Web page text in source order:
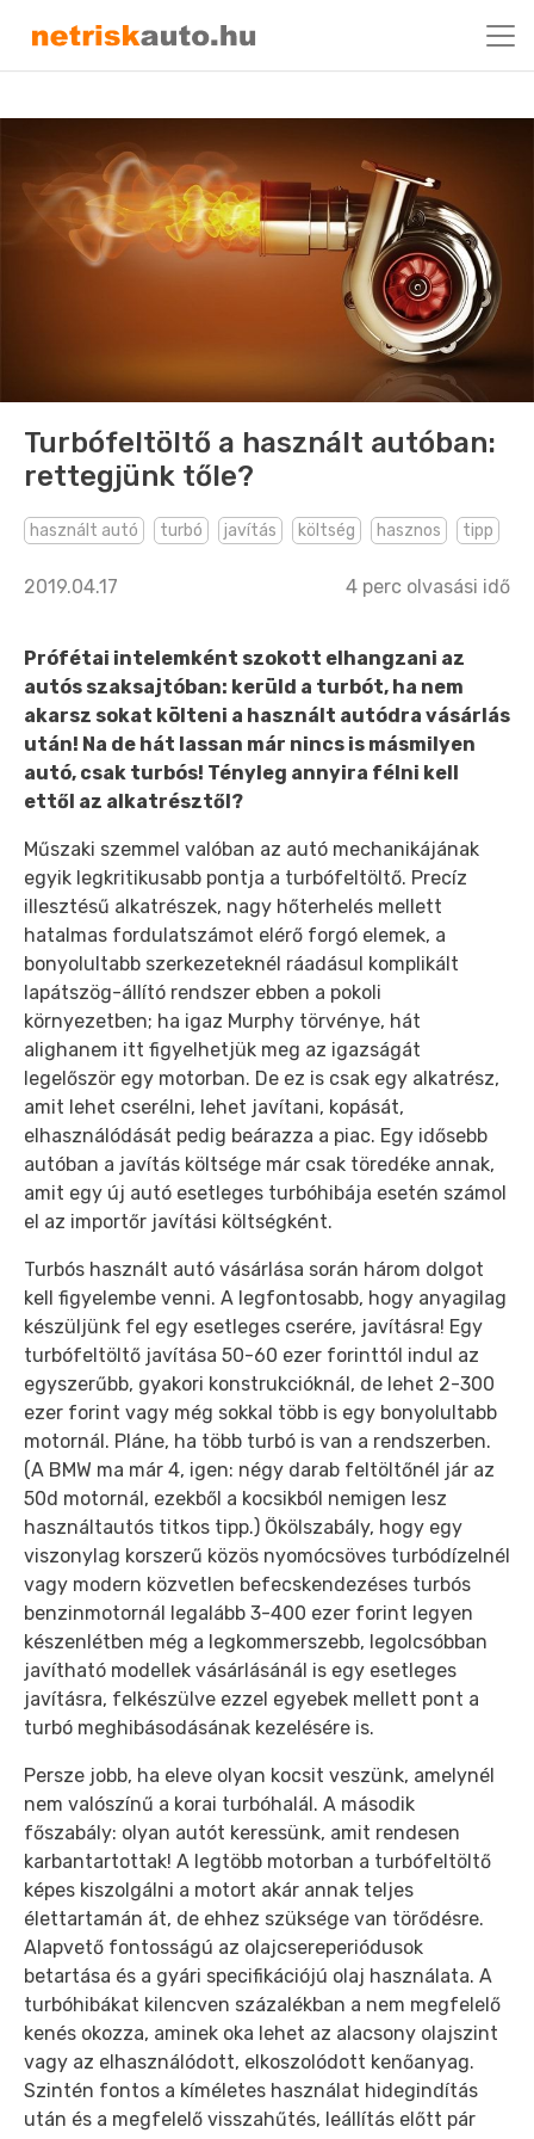
Turbófeltöltő a használt autóban:
rettegjünk tőle?
használt autó turbó javítás költség hasznos tipp
2019.04.17 4 perc olvasási idő
Prófétai intelemként szokott elhangzani az
autós szaksajtóban: kerüld a turbót, ha nem
akarsz sokat költeni a használt autódra vásárlás
után! Na de hát lassan már nincs is másmilyen
autó, csak turbós! Tényleg annyira félni kell
ettől az alkatrésztől?
Műszaki szemmel valóban az autó mechanikájának
egyik legkritikusabb pontja a turbófeltöltő. Precíz
illesztésű alkatrészek, nagy hőterhelés mellett
hatalmas fordulatszámot elérő forgó elemek, a
bonyolultabb szerkezeteknél ráadásul komplikált
lapátszög-állító rendszer ebben a pokoli
környezetben; ha igaz Murphy törvénye, hát
alighanem itt figyelhetjük meg az igazságát
legelőször egy motorban. De ez is csak egy alkatrész,
amit lehet cserélni, lehet javítani, kopását,
elhasználódását pedig beárazza a piac. Egy idősebb
autóban a javítás költsége már csak töredéke annak,
amit egy új autó esetleges turbóhibája esetén számol
el az importőr javítási költségként.
Turbós használt autó vásárlása során három dolgot
kell figyelembe venni. A legfontosabb, hogy anyagilag
készüljünk fel egy esetleges cserére, javításra! Egy
turbófeltöltő javítása 50-60 ezer forinttól indul az
egyszerűbb, gyakori konstrukcióknál, de lehet 2-300
ezer forint vagy még sokkal több is egy bonyolultabb
motornál. Pláne, ha több turbó is van a rendszerben.
(A BMW ma már 4, igen: négy darab feltöltőnél jár az
50d motornál, ezekből a kocsikból nemigen lesz
használtautós titkos tipp.) Ökölszabály, hogy egy
viszonylag korszerű közös nyomócsöves turbódízelnél
vagy modern közvetlen befecskendezéses turbós
benzinmotornál legalább 3-400 ezer forint legyen
készenlétben még a legkommerszebb, legolcsóbban
javítható modellek vásárlásánál is egy esetleges
javításra, felkészülve ezzel egyebek mellett pont a
turbó meghibásodásának kezelésére is.
Persze jobb, ha eleve olyan kocsit veszünk, amelynél
nem valószínű a korai turbóhalál. A második
főszabály: olyan autót keressünk, amit rendesen
karbantartottak! A legtöbb motorban a turbófeltöltő
képes kiszolgálni a motort akár annak teljes
élettartamán át, de ehhez szüksége van törődésre.
Alapvető fontosságú az olajcsereperiódusok
betartása és a gyári specifikációjú olaj használata. A
turbóhibákat kilencven százalékban a nem megfelelő
kenés okozza, aminek oka lehet az alacsony olajszint
vagy az elhasználódott, elkoszolódott kenőanyag.
Szintén fontos a kíméletes használat hidegindítás
után és a megfelelő visszahűtés, leállítás előtt pár